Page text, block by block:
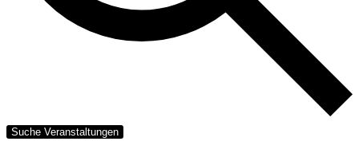
Suche Veranstaltungen